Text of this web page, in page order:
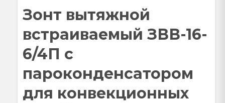
Зонт вытяжной
встраиваемый ЗВВ-16-
6/4П с
пароконденсатором
для конвекционных